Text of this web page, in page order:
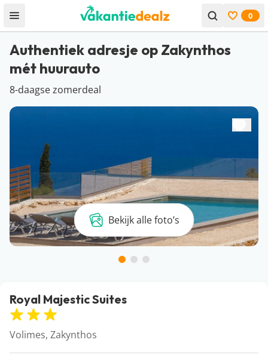
Open menu Bekijk
0
Authentiek adresje op Zakynthos
mét huurauto
8-daagse zomerdeal
Bekijk alle foto’s
Royal Majestic Suites
Volimes, Zakynthos